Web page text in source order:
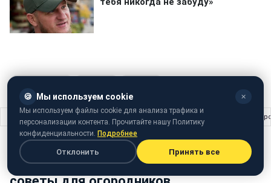
Жизнь Что делать в июне на огороде: важные советы для
ЖИЗНЬ 04 июня 2025 · 10:15
Что делать в июне на огороде: важные
🍪 Мы используем cookie ✕
Мы используем файлы cookie для анализа трафика и
персонализации контента. Прочитайте нашу Политику
конфиденциальности. Подробнее
Отклонить Принять все